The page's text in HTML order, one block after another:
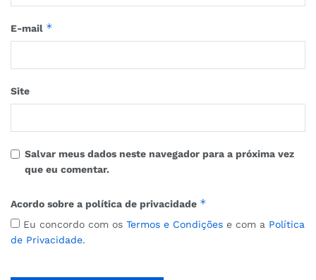
E-mail *
Site
Salvar meus dados neste navegador para a próxima vez
que eu comentar.
Acordo sobre a política de privacidade *
Eu concordo com os Termos e Condições e com a Política
de Privacidade.